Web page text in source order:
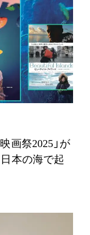
画祭2025」が
本の海で起